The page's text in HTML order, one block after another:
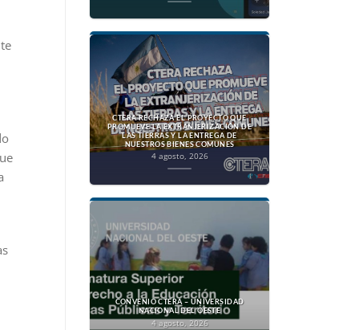
CTERA RECHAZA EL PROYECTO QUE
PROMUEVE LA EXTRANJERIZACIÓN DE
LAS TIERRAS Y LA ENTREGA DE
NUESTROS BIENES COMUNES
4 agosto, 2026
CONVENIO CTERA – UNIVERSIDAD
NACIONAL DEL OESTE
4 agosto, 2026